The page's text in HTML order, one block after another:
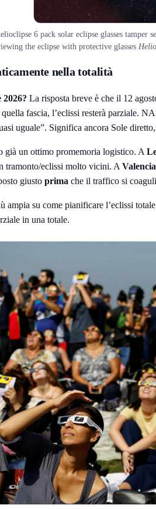
6 pack solar eclipse glasses
the eclipse with protective glasses
nella totalità
2026? La risposta breve è che il 12
fascia, l’eclissi resterà parziale.
uguale”. Significa ancora Sole
già un ottimo promemoria logistico. A
tramonto/eclissi molto vicini. A Valencia
giusto prima che il traffico si
ampia su come pianificare l’eclissi
in una totale.